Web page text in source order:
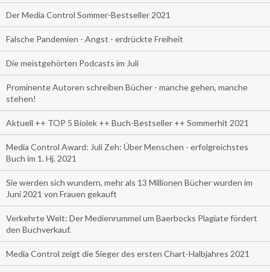
Der Media Control Sommer-Bestseller 2021
Falsche Pandemien - Angst - erdrückte Freiheit
Die meistgehörten Podcasts im Juli
Prominente Autoren schreiben Bücher - manche gehen, manche
stehen!
Aktuell ++ TOP 5 Biolek ++ Buch-Bestseller ++ Sommerhit 2021
Media Control Award: Juli Zeh: Über Menschen - erfolgreichstes
Buch im 1. Hj. 2021
Sie werden sich wundern, mehr als 13 Millionen Bücher wurden im
Juni 2021 von Frauen gekauft
Verkehrte Welt: Der Medienrummel um Baerbocks Plagiate fördert
den Buchverkauf.
Media Control zeigt die Sieger des ersten Chart-Halbjahres 2021